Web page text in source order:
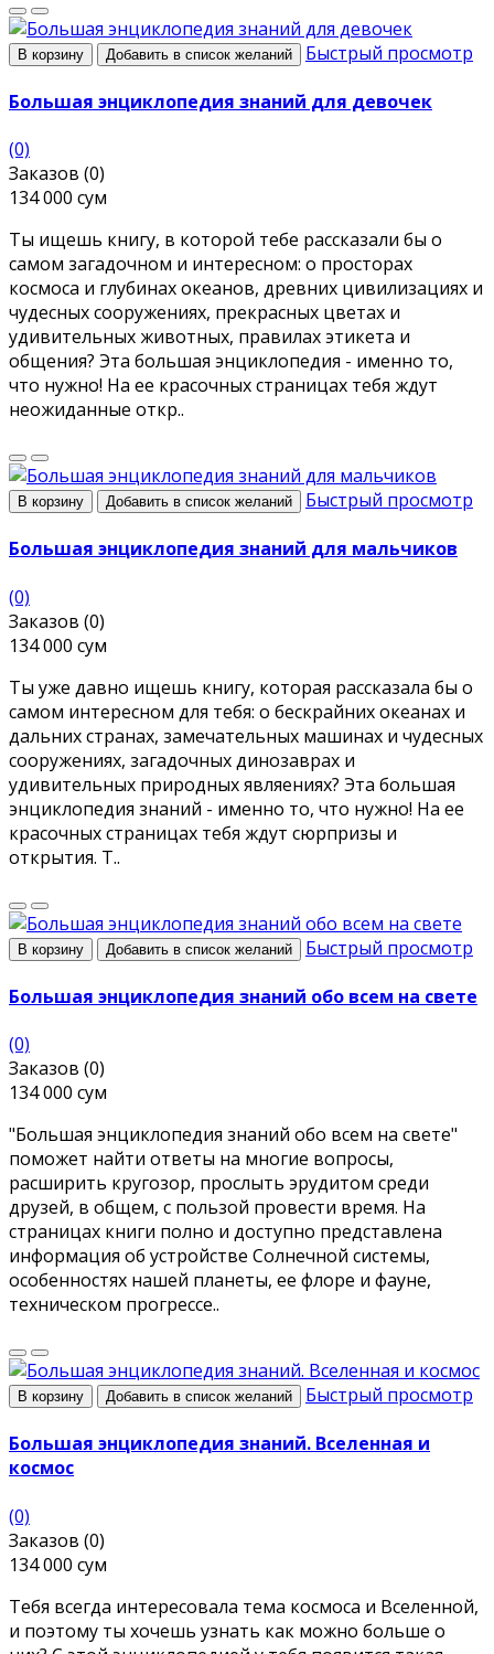
В корзину Добавить в список желаний Быстрый просмотр
Большая энциклопедия знаний для девочек
(0)
Заказов (0)
134 000 сум
Ты ищешь книгу, в которой тебе рассказали бы о
самом загадочном и интересном: о просторах
космоса и глубинах океанов, древних цивилизациях и
чудесных сооружениях, прекрасных цветах и
удивительных животных, правилах этикета и
общения? Эта большая энциклопедия - именно то,
что нужно! На ее красочных страницах тебя ждут
неожиданные откр..
В корзину Добавить в список желаний Быстрый просмотр
Большая энциклопедия знаний для мальчиков
(0)
Заказов (0)
134 000 сум
Ты уже давно ищешь книгу, которая рассказала бы о
самом интересном для тебя: о бескрайних океанах и
дальних странах, замечательных машинах и чудесных
сооружениях, загадочных динозаврах и
удивительных природных являениях? Эта большая
энциклопедия знаний - именно то, что нужно! На ее
красочных страницах тебя ждут сюрпризы и
открытия. Т..
В корзину Добавить в список желаний Быстрый просмотр
Большая энциклопедия знаний обо всем на свете
(0)
Заказов (0)
134 000 сум
"Большая энциклопедия знаний обо всем на свете"
поможет найти ответы на многие вопросы,
расширить кругозор, прослыть эрудитом среди
друзей, в общем, с пользой провести время. На
страницах книги полно и доступно представлена
информация об устройстве Солнечной системы,
особенностях нашей планеты, ее флоре и фауне,
техническом прогрессе..
В корзину Добавить в список желаний Быстрый просмотр
Большая энциклопедия знаний. Вселенная и
космос
(0)
Заказов (0)
134 000 сум
Тебя всегда интересовала тема космоса и Вселенной,
и поэтому ты хочешь узнать как можно больше о